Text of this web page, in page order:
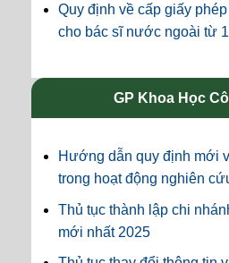
Quy định về cấp giấy
cho bác sĩ nước ngoài từ
GP Khoa Học
Hướng dẫn quy định mới
trong hoạt động nghiên
Thủ tục thành lập chi
mới nhất 2025